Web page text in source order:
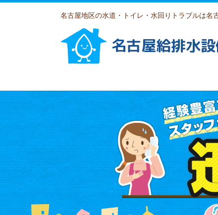
名古屋地区の水道・トイレ・水回りトラブルは名
名古屋給排水